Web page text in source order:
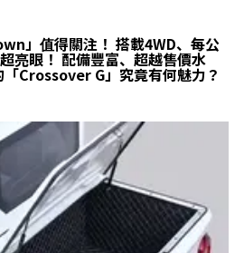
」值得關注！ 搭載4WD、每公
亮眼！ 配備豐富、超越售價水
Crossover G」究竟有何魅力？